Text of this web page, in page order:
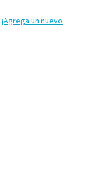
¡Agrega un nuevo